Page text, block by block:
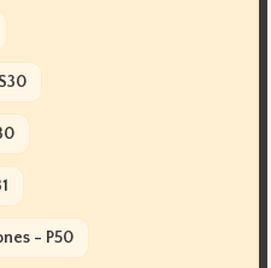
- P50